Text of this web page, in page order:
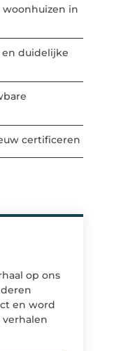
in
en duidelijke
certificeren
op ons
en word